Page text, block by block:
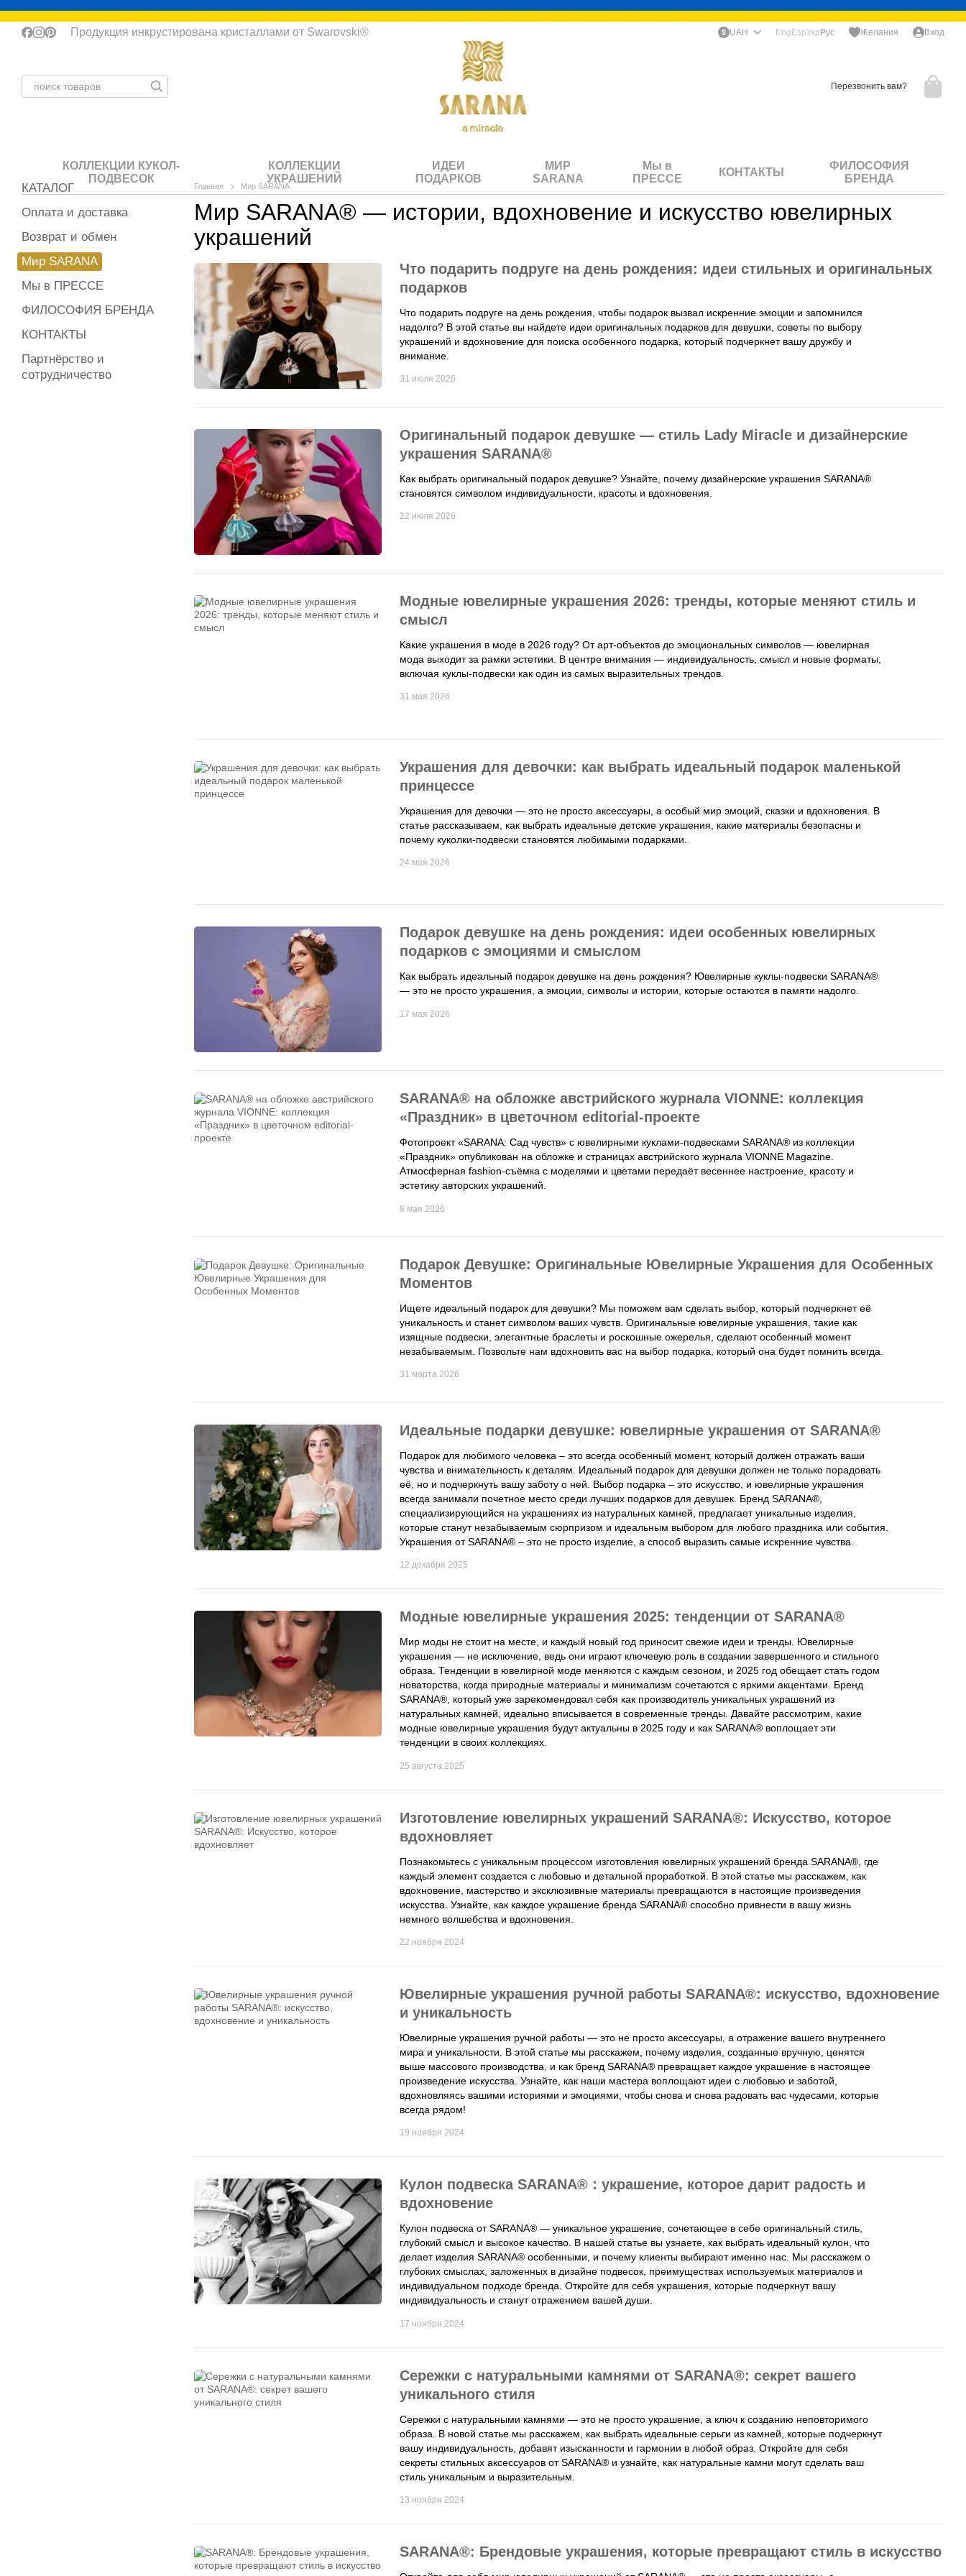
Перейти к основному контенту
Продукция инкрустирована кристаллами от Swarovski® UAH Eng EspУкр Рус Желания Вход
Перезвонить вам?
КОЛЛЕКЦИИ КУКОЛ-
ПОДВЕСОК
КОЛЛЕКЦИИ
УКРАШЕНИЙ
ИДЕИ
ПОДАРКОВ
МИР
SARANA
Мы в
ПРЕССЕ
КОНТАКТЫ
ФИЛОСОФИЯ
БРЕНДА
Главная Мир SARANA
Мир SARANA® — истории, вдохновение и искусство ювелирных
украшений
Что подарить подруге на день рождения: идеи стильных и оригинальных
подарков
Что подарить подруге на день рождения, чтобы подарок вызвал искренние эмоции и запомнился
надолго? В этой статье вы найдете идеи оригинальных подарков для девушки, советы по выбору
украшений и вдохновение для поиска особенного подарка, который подчеркнет вашу дружбу и
внимание.
31 июля 2026
Оригинальный подарок девушке — стиль Lady Miracle и дизайнерские
украшения SARANA®
Как выбрать оригинальный подарок девушке? Узнайте, почему дизайнерские украшения SARANA®
становятся символом индивидуальности, красоты и вдохновения.
22 июля 2026
Модные ювелирные украшения 2026: тренды, которые меняют стиль и
смысл
Какие украшения в моде в 2026 году? От арт-объектов до эмоциональных символов — ювелирная
мода выходит за рамки эстетики. В центре внимания — индивидуальность, смысл и новые форматы,
включая куклы-подвески как один из самых выразительных трендов.
31 мая 2026
Украшения для девочки: как выбрать идеальный подарок маленькой
принцессе
Украшения для девочки — это не просто аксессуары, а особый мир эмоций, сказки и вдохновения. В
статье рассказываем, как выбрать идеальные детские украшения, какие материалы безопасны и
почему куколки-подвески становятся любимыми подарками.
24 мая 2026
Подарок девушке на день рождения: идеи особенных ювелирных
подарков с эмоциями и смыслом
Как выбрать идеальный подарок девушке на день рождения? Ювелирные куклы-подвески SARANA®
— это не просто украшения, а эмоции, символы и истории, которые остаются в памяти надолго.
17 мая 2026
SARANA® на обложке австрийского журнала VIONNE: коллекция
«Праздник» в цветочном editorial-проекте
Фотопроект «SARANA: Сад чувств» с ювелирными куклами-подвесками SARANA® из коллекции
«Праздник» опубликован на обложке и страницах австрийского журнала VIONNE Magazine.
Атмосферная fashion-съёмка с моделями и цветами передаёт весеннее настроение, красоту и
эстетику авторских украшений.
8 мая 2026
Подарок Девушке: Оригинальные Ювелирные Украшения для Особенных
Моментов
Ищете идеальный подарок для девушки? Мы поможем вам сделать выбор, который подчеркнет её
уникальность и станет символом ваших чувств. Оригинальные ювелирные украшения, такие как
изящные подвески, элегантные браслеты и роскошные ожерелья, сделают особенный момент
незабываемым. Позвольте нам вдохновить вас на выбор подарка, который она будет помнить всегда.
31 марта 2026
Идеальные подарки девушке: ювелирные украшения от SARANA®
Подарок для любимого человека – это всегда особенный момент, который должен отражать ваши
чувства и внимательность к деталям. Идеальный подарок для девушки должен не только порадовать
её, но и подчеркнуть вашу заботу о ней. Выбор подарка – это искусство, и ювелирные украшения
всегда занимали почетное место среди лучших подарков для девушек. Бренд SARANA®,
специализирующийся на украшениях из натуральных камней, предлагает уникальные изделия,
которые станут незабываемым сюрпризом и идеальным выбором для любого праздника или события.
Украшения от SARANA® – это не просто изделие, а способ выразить самые искренние чувства.
12 декабря 2025
Модные ювелирные украшения 2025: тенденции от SARANA®
Мир моды не стоит на месте, и каждый новый год приносит свежие идеи и тренды. Ювелирные
украшения — не исключение, ведь они играют ключевую роль в создании завершенного и стильного
образа. Тенденции в ювелирной моде меняются с каждым сезоном, и 2025 год обещает стать годом
новаторства, когда природные материалы и минимализм сочетаются с яркими акцентами. Бренд
SARANA®, который уже зарекомендовал себя как производитель уникальных украшений из
натуральных камней, идеально вписывается в современные тренды. Давайте рассмотрим, какие
модные ювелирные украшения будут актуальны в 2025 году и как SARANA® воплощает эти
тенденции в своих коллекциях.
25 августа 2025
Изготовление ювелирных украшений SARANA®: Искусство, которое
вдохновляет
Познакомьтесь с уникальным процессом изготовления ювелирных украшений бренда SARANA®, где
каждый элемент создается с любовью и детальной проработкой. В этой статье мы расскажем, как
вдохновение, мастерство и эксклюзивные материалы превращаются в настоящие произведения
искусства. Узнайте, как каждое украшение бренда SARANA® способно привнести в вашу жизнь
немного волшебства и вдохновения.
22 ноября 2024
Ювелирные украшения ручной работы SARANA®: искусство, вдохновение
и уникальность
Ювелирные украшения ручной работы — это не просто аксессуары, а отражение вашего внутреннего
мира и уникальности. В этой статье мы расскажем, почему изделия, созданные вручную, ценятся
выше массового производства, и как бренд SARANA® превращает каждое украшение в настоящее
произведение искусства. Узнайте, как наши мастера воплощают идеи с любовью и заботой,
вдохновляясь вашими историями и эмоциями, чтобы снова и снова радовать вас чудесами, которые
всегда рядом!
19 ноября 2024
Кулон подвеска SARANA® : украшение, которое дарит радость и
вдохновение
Кулон подвеска от SARANA® — уникальное украшение, сочетающее в себе оригинальный стиль,
глубокий смысл и высокое качество. В нашей статье вы узнаете, как выбрать идеальный кулон, что
делает изделия SARANA® особенными, и почему клиенты выбирают именно нас. Мы расскажем о
глубоких смыслах, заложенных в дизайне подвесок, преимуществах используемых материалов и
индивидуальном подходе бренда. Откройте для себя украшения, которые подчеркнут вашу
индивидуальность и станут отражением вашей души.
17 ноября 2024
Сережки с натуральными камнями от SARANA®: секрет вашего
уникального стиля
Сережки с натуральными камнями — это не просто украшение, а ключ к созданию неповторимого
образа. В новой статье мы расскажем, как выбрать идеальные серьги из камней, которые подчеркнут
вашу индивидуальность, добавят изысканности и гармонии в любой образ. Откройте для себя
секреты стильных аксессуаров от SARANA® и узнайте, как натуральные камни могут сделать ваш
стиль уникальным и выразительным.
13 ноября 2024
SARANA®: Брендовые украшения, которые превращают стиль в искусство
КАТАЛОГ
Оплата и доставка
Возврат и обмен
Мир SARANA
Мы в ПРЕССЕ
ФИЛОСОФИЯ БРЕНДА
КОНТАКТЫ
Партнёрство и
сотрудничество